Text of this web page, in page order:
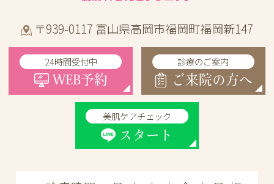
〒939-0117 富山県高岡市福岡町福岡新147
24時間受付中
WEB予約
診療のご案内
ご来院の方へ
美肌ケアチェック
スタート